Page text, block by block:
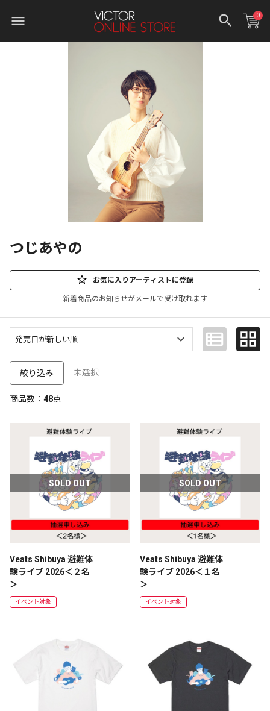
0
つじあやの
お気に入りアーティストに登録
新着商品のお知らせがメールで受け取れます
絞り込み 未選択
商品数： 48点
SOLD OUT
Veats Shibuya 避難体
験ライブ 2026＜２名
＞
イベント対象
SOLD OUT
Veats Shibuya 避難体
験ライブ 2026＜１名
＞
イベント対象